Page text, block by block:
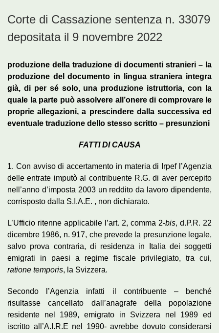
Corte di Cassazione sentenza n. 33079
depositata il 9 novembre 2022
produzione della traduzione di documenti stranieri – la
produzione del documento in lingua straniera integra
già, di per sé solo, una produzione istruttoria, con la
quale la parte può assolvere all’onere di comprovare le
proprie allegazioni, a prescindere dalla successiva ed
eventuale traduzione dello stesso scritto – presunzioni
FATTI DI CAUSA
1. Con avviso di accertamento in materia di Irpef l’Agenzia
delle entrate imputò al contribuente R.G. di aver percepito
nell’anno d’imposta 2003 un reddito da lavoro dipendente,
corrisposto dalla S.I.A.E. , non dichiarato.
L’Ufficio ritenne applicabile l’art. 2, comma 2-bis, d.P.R. 22
dicembre 1986, n. 917, che prevede la presunzione legale,
salvo prova contraria, di residenza in Italia dei soggetti
emigrati in paesi a regime fiscale privilegiato, tra cui,
ratione temporis, la Svizzera.
Secondo l’Agenzia infatti il contribuente – benché
risultasse cancellato dall’anagrafe della popolazione
residente nel 1989, emigrato in Svizzera nel 1989 ed
iscritto all’A.I.R.E nel 1990- avrebbe dovuto considerarsi